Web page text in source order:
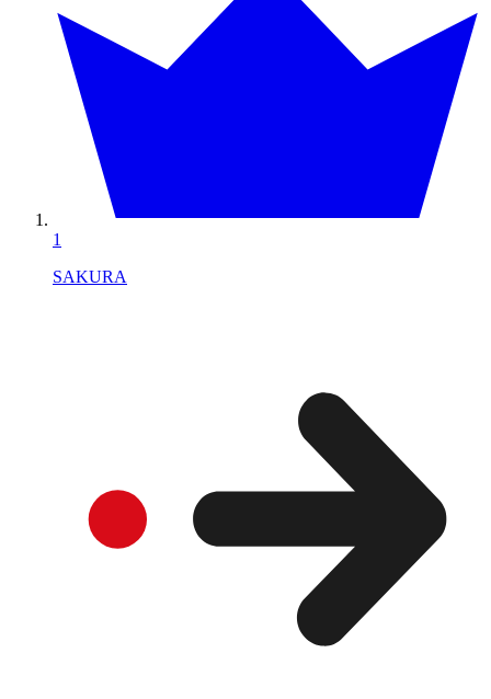
1
SAKURA